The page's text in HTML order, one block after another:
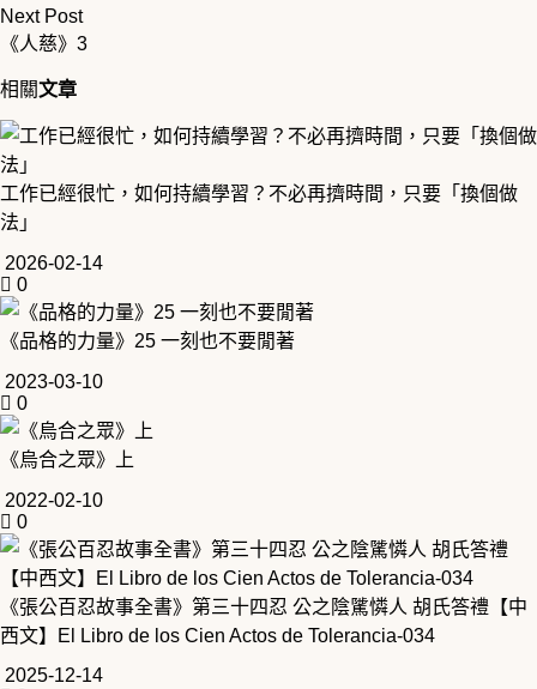
Next Post
《人慈》3
相關文章
工作已經很忙，如何持續學習？不必再擠時間，只要「換個做
法」
2026-02-14
0
《品格的力量》25 一刻也不要閒著
2023-03-10
0
《烏合之眾》上
2022-02-10
0
《張公百忍故事全書》第三十四忍 公之陰騭憐人 胡氏答禮【中
西文】El Libro de los Cien Actos de Tolerancia-034
2025-12-14